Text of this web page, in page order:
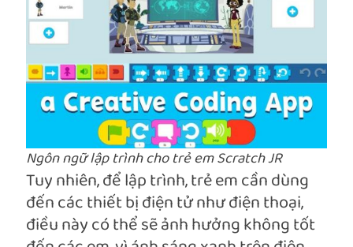
Ngôn ngữ lập trình cho trẻ em Scratch JR
Tuy nhiên, để lập trình, trẻ em cần dùng
đến các thiết bị điện tử như điện thoại,
điều này có thể sẽ ảnh hưởng không tốt